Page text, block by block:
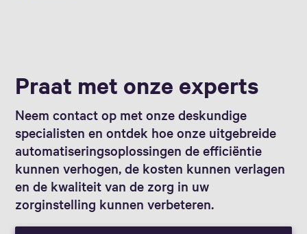
Praat met onze experts
Neem contact op met onze deskundige
specialisten en ontdek hoe onze uitgebreide
automatiseringsoplossingen de efficiëntie
kunnen verhogen, de kosten kunnen verlagen
en de kwaliteit van de zorg in uw
zorginstelling kunnen verbeteren.